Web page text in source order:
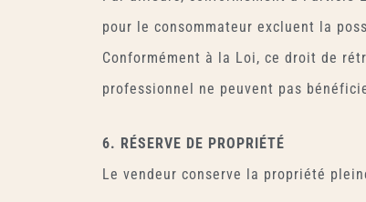
pour le consommateur excluent la
Conformément à la Loi, ce droit de
professionnel ne peuvent pas
6. RÉSERVE DE PROPRIÉTÉ
Le vendeur conserve la propriété